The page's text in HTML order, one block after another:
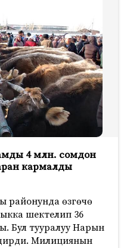
4 млн. сомдон
кармалды
районунда өзгөчө
шектелип 36
Бул тууралуу Нарын
Милициянын